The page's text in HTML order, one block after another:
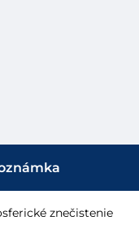
znečistenie